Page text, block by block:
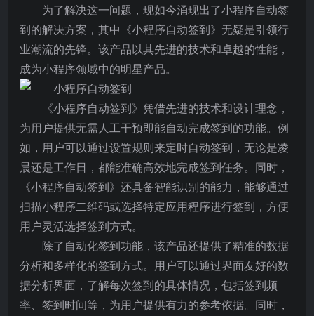
为了解决这一问题，现如今涌现出了小程序自动签
到的解决方案，其中《小程序自动签到》无疑是引领行
业潮流的先锋。该产品以其先进的技术和卓越的性能，
成为小程序领域中的明星产品。
《小程序自动签到》凭借先进的技术和设计理念，
为用户提供无需人工干预即能自动完成签到的功能。例
如，用户可以通过设置规则来定时自动签到，无论是凌
晨还是工作日，都能准确高效地完成签到任务。同时，
《小程序自动签到》还具备智能识别的能力，能够通过
扫描小程序二维码或选择特定应用程序进行签到，方便
用户灵活选择签到方式。
除了自动化签到功能，该产品还提供了精准的数据
分析和多样化的签到方式。用户可以通过界面友好的数
据分析界面，了解每次签到的具体情况，包括签到频
率、签到时间等，为用户提供有力的参考依据。同时，